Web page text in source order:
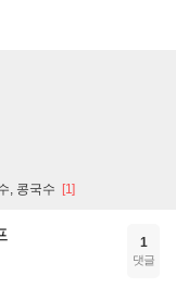
, 콩국수 [1]
1
댓글